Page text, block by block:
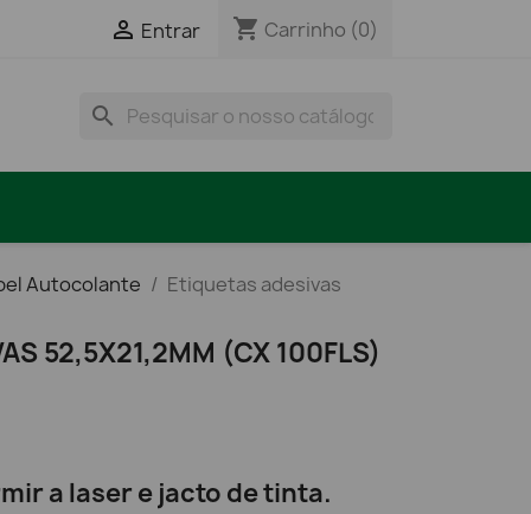
 Entrar shopping_cart Carrinho (0)
search
Autocolante
Etiquetas adesivas
52,5X21,2MM (CX 100FLS)
a laser e jacto de tinta.